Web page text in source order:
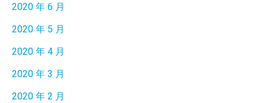
2020 年 6 月
2020 年 5 月
2020 年 4 月
2020 年 3 月
2020 年 2 月